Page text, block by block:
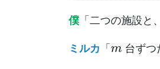
僕「二つの施設と、
ミルカ 「 台ずつ